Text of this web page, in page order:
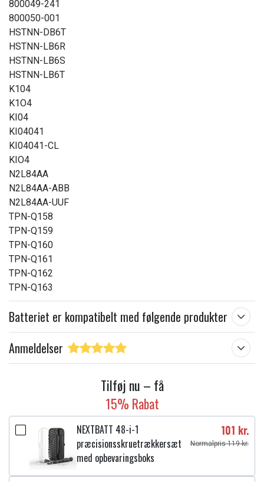
800049-241
800050-001
HSTNN-DB6T
HSTNN-LB6R
HSTNN-LB6S
HSTNN-LB6T
K104
K1O4
KI04
KI04041
KI04041-CL
KIO4
N2L84AA
N2L84AA-ABB
N2L84AA-UUF
TPN-Q158
TPN-Q159
TPN-Q160
TPN-Q161
TPN-Q162
TPN-Q163
Batteriet er kompatibelt med følgende produkter
Anmeldelser
Tilføj nu – få
15% Rabat
NEXTBATT 48-i-1
præcisionsskruetrækkersæt
med opbevaringsboks
101 kr.
Normalpris 119 kr.